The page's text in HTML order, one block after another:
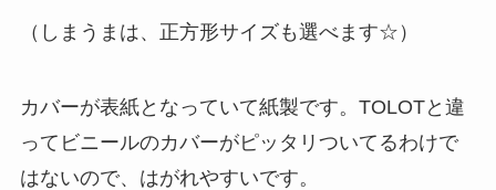
（しまうまは、正方形サイズも選べます☆）
カバーが表紙となっていて紙製です。TOLOTと違
ってビニールのカバーがピッタリついてるわけで
はないので、はがれやすいです。